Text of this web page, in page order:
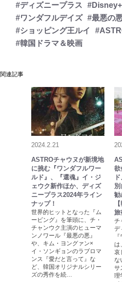
#ディズニープラス
#Disney+
#ワンダフルデイズ #最悪の
#ショッピング王ルイ
#韓国ドラマ＆映画
関連記事
2024.2.21
ASTROチャウヌが新境地
に挑む『ワンダフルワー
ルド』、『還魂』イ・ジ
ェウク新作ほか、ディズ
ニープラス2024年ライン
ナップ！
世界的ヒットとなった『ム
ービング』を筆頭に、チ・
チャンウク主演のヒューマ
ンノワール『最悪の悪』
や、キム・ヨングァン×
イ・ソンギョンのラブロマ
ンス『愛だと言って』な
ど、韓国オリジナルシリー
ズの秀作を続…
欲
勧
旅
チ
デ
は
哀
な
サ
理